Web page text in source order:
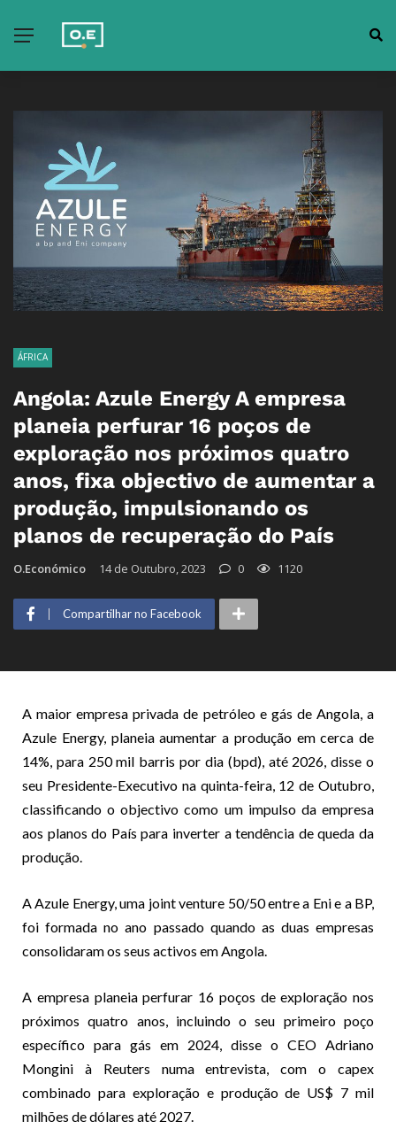
ÁFRICA
Angola: Azule Energy A empresa
planeia perfurar 16 poços de
exploração nos próximos quatro
anos, fixa objectivo de aumentar a
produção, impulsionando os
planos de recuperação do País
O.Económico 14 de Outubro, 2023 0 1120
Compartilhar no Facebook
A maior empresa privada de petróleo e gás de Angola, a
Azule Energy, planeia aumentar a produção em cerca de
14%, para 250 mil barris por dia (bpd), até 2026, disse o
seu Presidente-Executivo na quinta-feira, 12 de Outubro,
classificando o objectivo como um impulso da empresa
aos planos do País para inverter a tendência de queda da
produção.
A Azule Energy, uma joint venture 50/50 entre a Eni e a BP,
foi formada no ano passado quando as duas empresas
consolidaram os seus activos em Angola.
A empresa planeia perfurar 16 poços de exploração nos
próximos quatro anos, incluindo o seu primeiro poço
específico para gás em 2024, disse o CEO Adriano
Mongini à Reuters numa entrevista, com o capex
combinado para exploração e produção de US$ 7 mil
milhões de dólares até 2027.